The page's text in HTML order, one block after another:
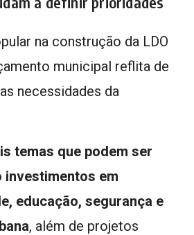
na construção da LDO
municipal reflita de
necessidades da
temas que podem ser
investimentos em
educação, segurança e
, além de projetos